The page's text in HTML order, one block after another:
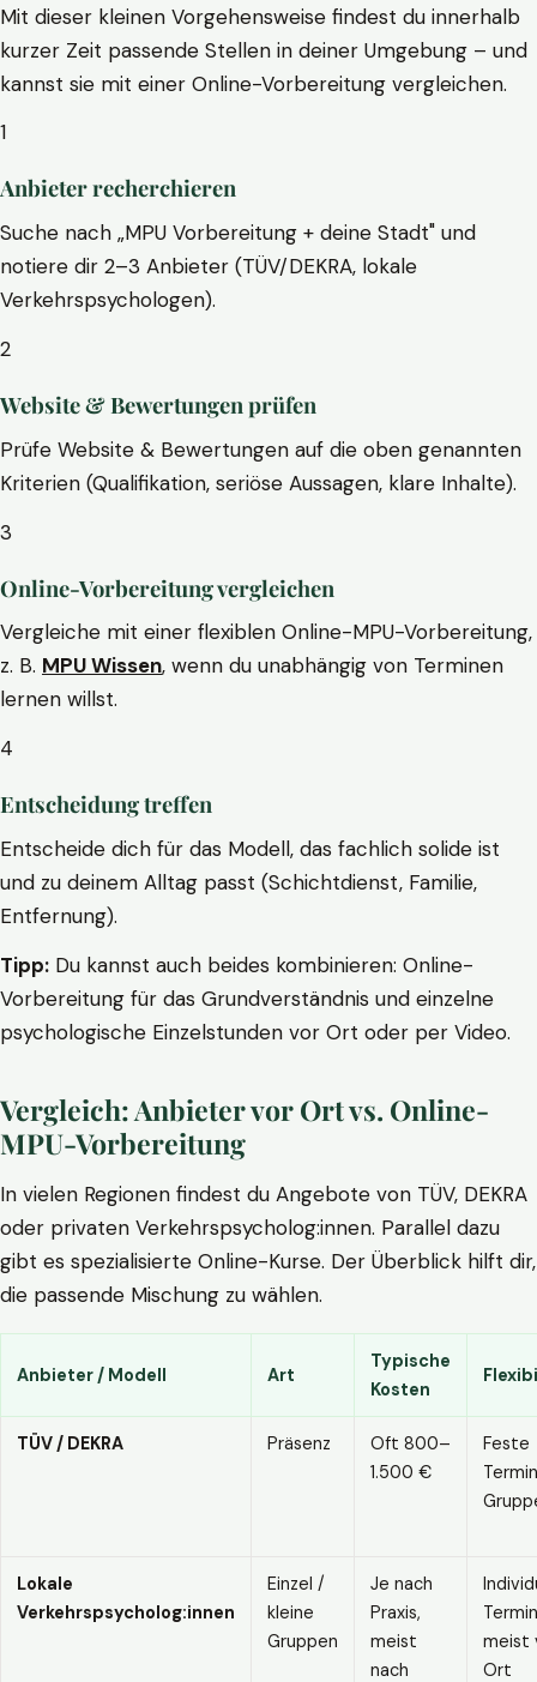
Mit dieser kleinen Vorgehensweise findest du innerhalb
kurzer Zeit passende Stellen in deiner Umgebung – und
kannst sie mit einer Online-Vorbereitung vergleichen.
1
Anbieter recherchieren
Suche nach „MPU Vorbereitung + deine Stadt" und
notiere dir 2–3 Anbieter (TÜV/DEKRA, lokale
Verkehrspsychologen).
2
Website & Bewertungen prüfen
Prüfe Website & Bewertungen auf die oben genannten
Kriterien (Qualifikation, seriöse Aussagen, klare Inhalte).
3
Online-Vorbereitung vergleichen
Vergleiche mit einer flexiblen Online-MPU-Vorbereitung,
z. B. MPU Wissen, wenn du unabhängig von Terminen
lernen willst.
4
Entscheidung treffen
Entscheide dich für das Modell, das fachlich solide ist
und zu deinem Alltag passt (Schichtdienst, Familie,
Entfernung).
Tipp: Du kannst auch beides kombinieren: Online-
Vorbereitung für das Grundverständnis und einzelne
psychologische Einzelstunden vor Ort oder per Video.
Vergleich: Anbieter vor Ort vs. Online-
MPU-Vorbereitung
In vielen Regionen findest du Angebote von TÜV, DEKRA
oder privaten Verkehrspsycholog:innen. Parallel dazu
gibt es spezialisierte Online-Kurse. Der Überblick hilft dir,
die passende Mischung zu wählen.
Anbieter / Modell Art
Typische
Kosten
TÜV / DEKRA Präsenz
Oft 800–
1.500 €
Feste
Lokale
Verkehrspsycholog:innen
Einzel /
kleine
Gruppen
Je nach
Praxis,
meist
nach
meist
Ort